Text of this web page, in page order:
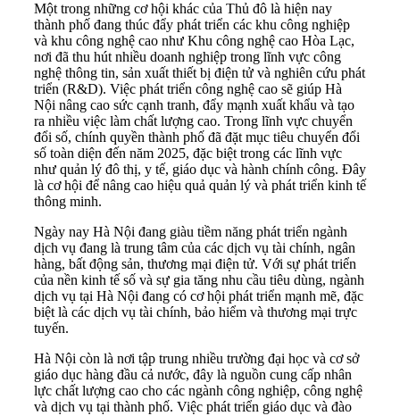
Một trong những cơ hội khác của Thủ đô là hiện nay
thành phố đang thúc đẩy phát triển các khu công nghiệp
và khu công nghệ cao như Khu công nghệ cao Hòa Lạc,
nơi đã thu hút nhiều doanh nghiệp trong lĩnh vực công
nghệ thông tin, sản xuất thiết bị điện tử và nghiên cứu phát
triển (R&D). Việc phát triển công nghệ cao sẽ giúp Hà
Nội nâng cao sức cạnh tranh, đẩy mạnh xuất khẩu và tạo
ra nhiều việc làm chất lượng cao. Trong lĩnh vực chuyển
đổi số, chính quyền thành phố đã đặt mục tiêu chuyển đổi
số toàn diện đến năm 2025, đặc biệt trong các lĩnh vực
như quản lý đô thị, y tế, giáo dục và hành chính công. Đây
là cơ hội để nâng cao hiệu quả quản lý và phát triển kinh tế
thông minh.
Ngày nay Hà Nội đang giàu tiềm năng phát triển ngành
dịch vụ đang là trung tâm của các dịch vụ tài chính, ngân
hàng, bất động sản, thương mại điện tử. Với sự phát triển
của nền kinh tế số và sự gia tăng nhu cầu tiêu dùng, ngành
dịch vụ tại Hà Nội đang có cơ hội phát triển mạnh mẽ, đặc
biệt là các dịch vụ tài chính, bảo hiểm và thương mại trực
tuyến.
Hà Nội còn là nơi tập trung nhiều trường đại học và cơ sở
giáo dục hàng đầu cả nước, đây là nguồn cung cấp nhân
lực chất lượng cao cho các ngành công nghiệp, công nghệ
và dịch vụ tại thành phố. Việc phát triển giáo dục và đào